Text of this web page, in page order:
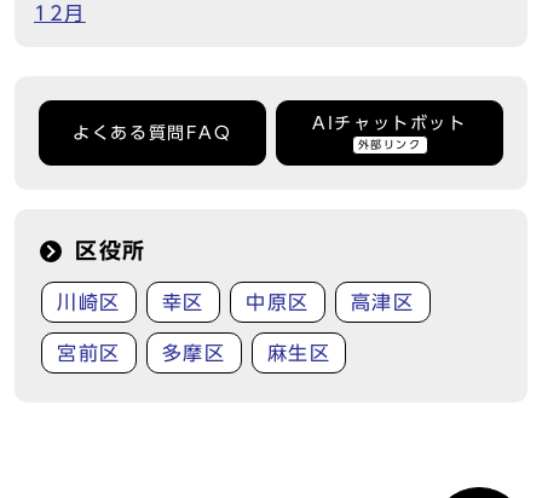
12月
よくある質問FAQ
AIチャットボット
外部リンク
区役所
川崎区 幸区 中原区 高津区
宮前区 多摩区 麻生区